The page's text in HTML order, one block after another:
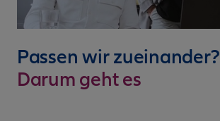
Passen wir zueinander?
Darum geht es